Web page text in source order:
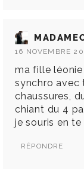
16 NOVEMBRE
ma fille
synchro avec
chaussures,
chiant du 4
je souris en te
RÉPONDRE